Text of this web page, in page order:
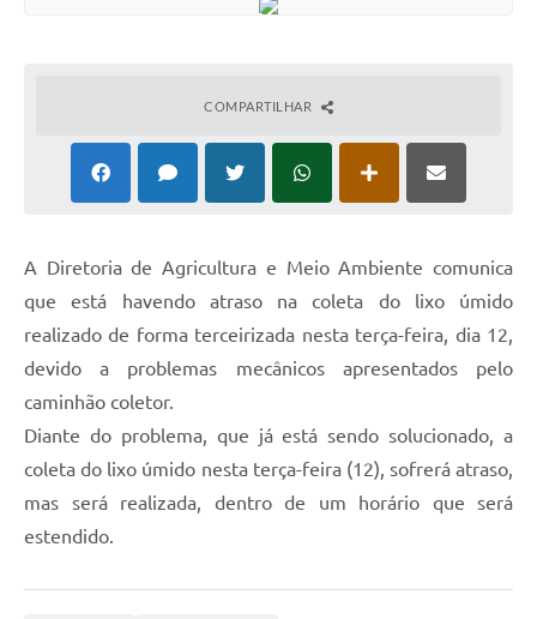
COMPARTILHAR
A Diretoria de Agricultura e Meio Ambiente comunica
que está havendo atraso na coleta do lixo úmido
realizado de forma terceirizada nesta terça-feira, dia 12,
devido a problemas mecânicos apresentados pelo
caminhão coletor.
Diante do problema, que já está sendo solucionado, a
coleta do lixo úmido nesta terça-feira (12), sofrerá atraso,
mas será realizada, dentro de um horário que será
estendido.